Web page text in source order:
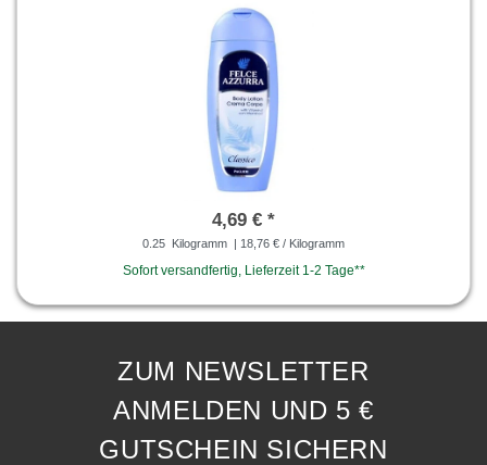
4,69 € *
0.25 Kilogramm | 18,76 € / Kilogramm
Sofort versandfertig, Lieferzeit 1-2 Tage**
ZUM NEWSLETTER
ANMELDEN UND 5 €
GUTSCHEIN SICHERN